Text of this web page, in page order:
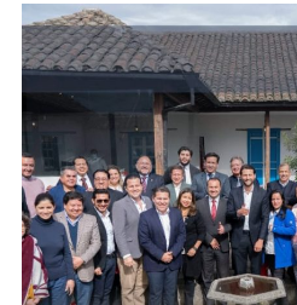
De
Turismo
Del
Ecuador
Reúnen
En
Riobamba